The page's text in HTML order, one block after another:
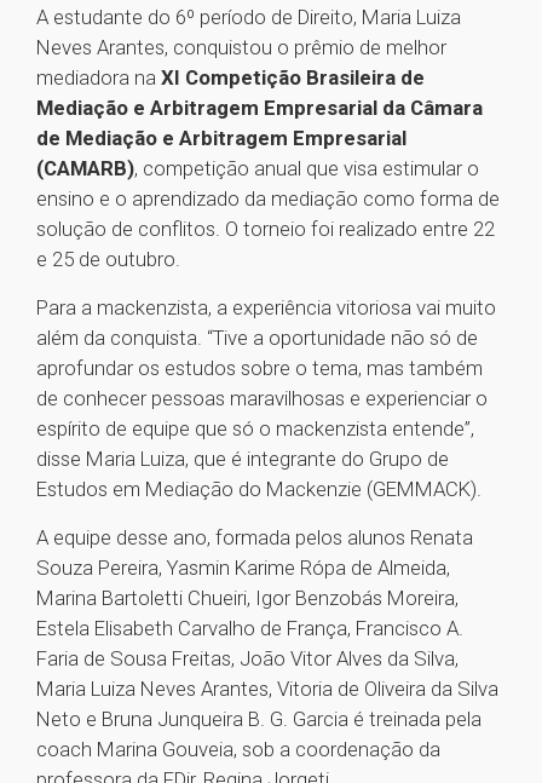
A estudante do 6º período de Direito, Maria Luiza
Neves Arantes, conquistou o prêmio de melhor
mediadora na XI Competição Brasileira de
Mediação e Arbitragem Empresarial da Câmara
de Mediação e Arbitragem Empresarial
(CAMARB), competição anual que visa estimular o
ensino e o aprendizado da mediação como forma de
solução de conflitos. O torneio foi realizado entre 22
e 25 de outubro.
Para a mackenzista, a experiência vitoriosa vai muito
além da conquista. “Tive a oportunidade não só de
aprofundar os estudos sobre o tema, mas também
de conhecer pessoas maravilhosas e experienciar o
espírito de equipe que só o mackenzista entende”,
disse Maria Luiza, que é integrante do Grupo de
Estudos em Mediação do Mackenzie (GEMMACK).
A equipe desse ano, formada pelos alunos Renata
Souza Pereira, Yasmin Karime Rópa de Almeida,
Marina Bartoletti Chueiri, Igor Benzobás Moreira,
Estela Elisabeth Carvalho de França, Francisco A.
Faria de Sousa Freitas, João Vitor Alves da Silva,
Maria Luiza Neves Arantes, Vitoria de Oliveira da Silva
Neto e Bruna Junqueira B. G. Garcia é treinada pela
coach Marina Gouveia, sob a coordenação da